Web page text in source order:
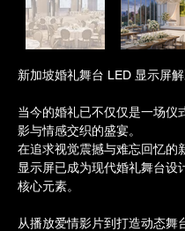
新加坡婚礼舞台 LED 显示屏
当今的婚礼已不仅仅是一场仪
影与情感交织的盛宴。
在追求视觉震撼与难忘回忆的
显示屏已成为现代婚礼舞台设
核心元素。
从播放爱情影片到打造动态舞